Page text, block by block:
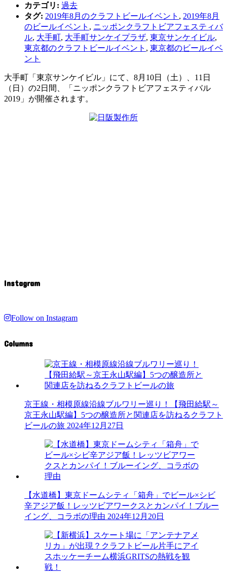
カテゴリ: 過去
タグ: 2019年8月のクラフトビールイベント , 2019年8月
のビールイベント , ニッポンクラフトビアフェスティバ
ル, 大手町, 大手町サンケイプラザ, 東京サンケイビル,
東京都のクラフトビールイベント , 東京都のビールイベ
ント
大手町「東京サンケイビル」にて、8月10日（土）、11日
（日）の2日間、「ニッポンクラフトビアフェスティバル
2019」が開催されます。
Instagram
Follow on Instagram
Columns
京王線・相模原線沿線ブルワリー巡り！【飛田給駅～
京王永山駅編】5つの醸造所と関連店を訪ねるクラフト
ビールの旅 2024年12月27日
【水道橋】東京ドームシティ「箱舟」でビール×シビ
辛アジア飯！レッツビアワークスとカンパイ！ブルー
イング、コラボの理由 2024年12月20日